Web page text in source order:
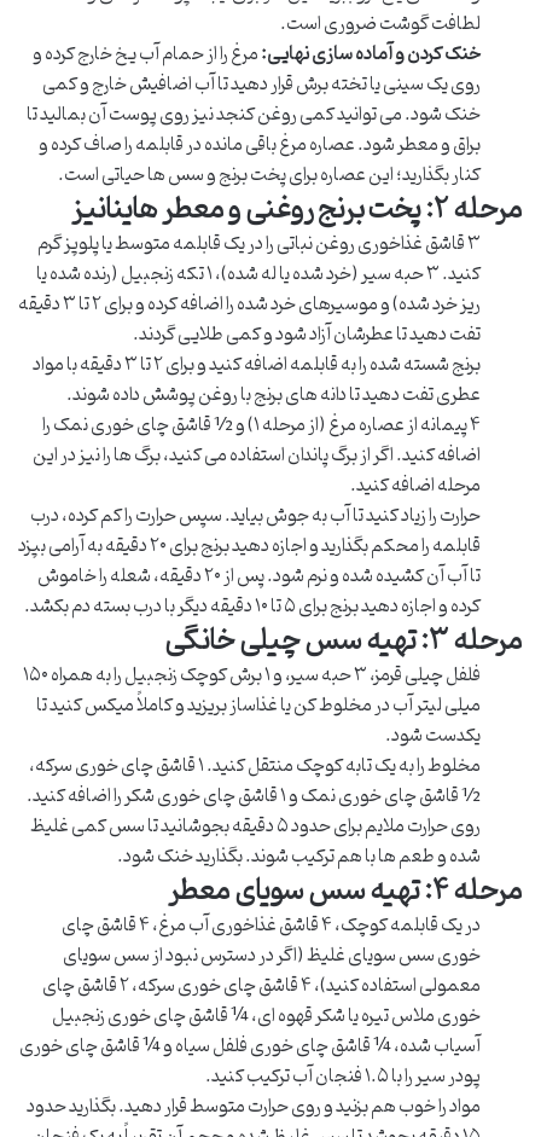
لطافت گوشت ضروری است.
خنک کردن و آماده سازی نهایی:مرغ را از حمام آب یخ خارج کرده و
روی یک سینی یا تخته برش قرار دهید تا آب اضافیش خارج و کمی
خنک شود. می توانید کمی روغن کنجد نیز روی پوست آن بمالید تا
براق و معطر شود. عصاره مرغ باقی مانده در قابلمه را صاف کرده و
کنار بگذارید؛ این عصاره برای پخت برنج و سس ها حیاتی است.
مرحله ۲: پخت برنج روغنی و معطر هاینانیز
۳ قاشق غذاخوری روغن نباتی را در یک قابلمه متوسط یا پلوپز گرم
کنید. ۳ حبه سیر (خرد شده یا له شده)، ۱ تکه زنجبیل (رنده شده یا
ریز خرد شده) و موسیرهای خرد شده را اضافه کرده و برای ۲ تا ۳ دقیقه
تفت دهید تا عطرشان آزاد شود و کمی طلایی گردند.
برنج شسته شده را به قابلمه اضافه کنید و برای ۲ تا ۳ دقیقه با مواد
عطری تفت دهید تا دانه های برنج با روغن پوشش داده شوند.
۴ پیمانه از عصاره مرغ (از مرحله ۱) و ½ قاشق چای خوری نمک را
اضافه کنید. اگر از برگ پاندان استفاده می کنید، برگ ها را نیز در این
مرحله اضافه کنید.
حرارت را زیاد کنید تا آب به جوش بیاید. سپس حرارت را کم کرده، درب
قابلمه را محکم بگذارید و اجازه دهید برنج برای ۲۰ دقیقه به آرامی بپزد
تا آب آن کشیده شده و نرم شود. پس از ۲۰ دقیقه، شعله را خاموش
کرده و اجازه دهید برنج برای ۵ تا ۱۰ دقیقه دیگر با درب بسته دم بکشد.
مرحله ۳: تهیه سس چیلی خانگی
فلفل چیلی قرمز، ۳ حبه سیر، و ۱ برش کوچک زنجبیل را به همراه ۱۵۰
میلی لیتر آب در مخلوط کن یا غذاساز بریزید و کاملاً میکس کنید تا
یکدست شود.
مخلوط را به یک تابه کوچک منتقل کنید. ۱ قاشق چای خوری سرکه،
½ قاشق چای خوری نمک و ۱ قاشق چای خوری شکر را اضافه کنید.
روی حرارت ملایم برای حدود ۵ دقیقه بجوشانید تا سس کمی غلیظ
شده و طعم ها با هم ترکیب شوند. بگذارید خنک شود.
مرحله ۴: تهیه سس سویای معطر
در یک قابلمه کوچک، ۴ قاشق غذاخوری آب مرغ، ۴ قاشق چای
خوری سس سویای غلیظ (اگر در دسترس نبود از سس سویای
معمولی استفاده کنید)، ۴ قاشق چای خوری سرکه، ۲ قاشق چای
خوری ملاس تیره یا شکر قهوه ای، ¼ قاشق چای خوری زنجبیل
آسیاب شده، ¼ قاشق چای خوری فلفل سیاه و ¼ قاشق چای خوری
پودر سیر را با ۱.۵ فنجان آب ترکیب کنید.
مواد را خوب هم بزنید و روی حرارت متوسط قرار دهید. بگذارید حدود